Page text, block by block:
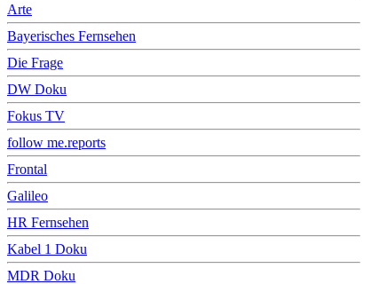
Arte
Bayerisches Fernsehen
Die Frage
DW Doku
Fokus TV
follow me.reports
Frontal
Galileo
HR Fernsehen
Kabel 1 Doku
MDR Doku